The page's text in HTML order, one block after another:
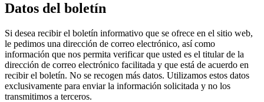
Datos del boletín
Si desea recibir el boletín informativo que se ofrece en el sitio web,
le pedimos una dirección de correo electrónico, así como
información que nos permita verificar que usted es el titular de la
dirección de correo electrónico facilitada y que está de acuerdo en
recibir el boletín. No se recogen más datos. Utilizamos estos datos
exclusivamente para enviar la información solicitada y no los
transmitimos a terceros.